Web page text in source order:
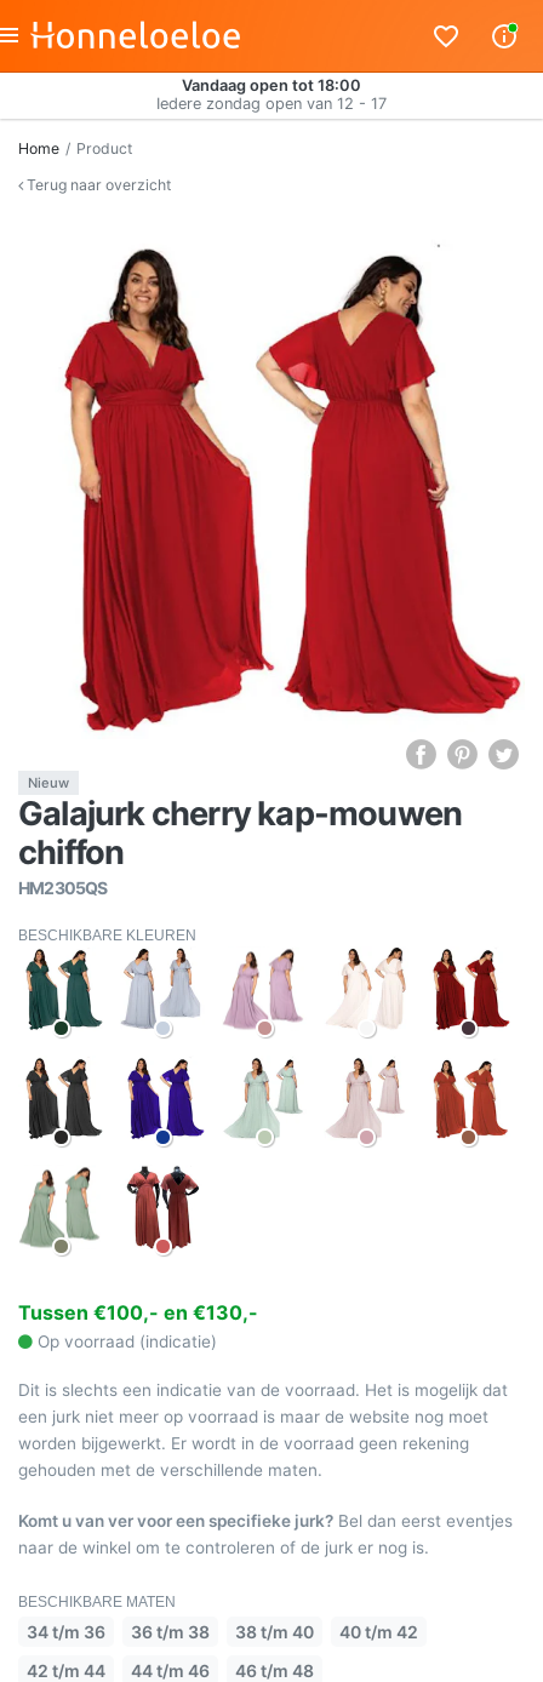
Vandaag open tot 18:00
Iedere zondag open van 12 - 17
Home
Product
Terug naar overzicht
Nieuw
Galajurk cherry kap-mouwen
chiffon
HM2305QS
BESCHIKBARE KLEUREN
Tussen €100,- en €130,-
Op voorraad (indicatie)
Dit is slechts een indicatie van de voorraad. Het is mogelijk dat
een jurk niet meer op voorraad is maar de website nog moet
worden bijgewerkt. Er wordt in de voorraad geen rekening
gehouden met de verschillende maten.
Komt u van ver voor een specifieke jurk? Bel dan eerst eventjes
naar de winkel om te controleren of de jurk er nog is.
BESCHIKBARE MATEN
34 t/m 36 36 t/m 38 38 t/m 40
40 t/m 42
42 t/m 44
44 t/m 46 46 t/m 48